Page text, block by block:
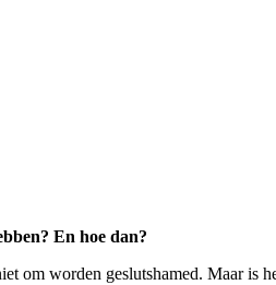
En hoe dan?
om worden geslutshamed. Maar is